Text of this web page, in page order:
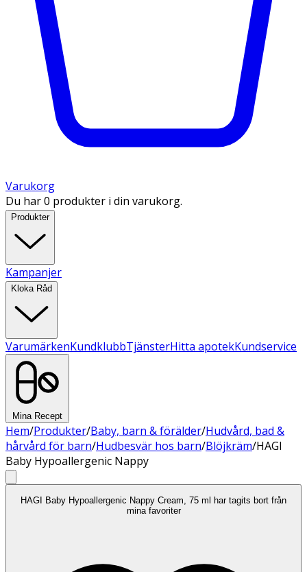
Varukorg
Du har 0 produkter i din varukorg.
Produkter
Kampanjer
Kloka Råd
VarumärkenKundklubbTjänsterHitta apotekKundservice
Mina Recept
Hem/Produkter/Baby, barn & förälder/Hudvård, bad &
hårvård för barn/Hudbesvär hos barn/Blöjkräm/HAGI
Baby Hypoallergenic Nappy
HAGI Baby Hypoallergenic Nappy Cream, 75 ml har tagits bort från
mina favoriter